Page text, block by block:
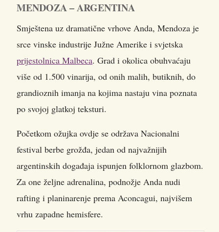
MENDOZA – ARGENTINA
Smještena uz dramatične vrhove Anda, Mendoza je
srce vinske industrije Južne Amerike i svjetska
prijestolnica Malbeca. Grad i okolica obuhvaćaju
više od 1.500 vinarija, od onih malih, butiknih, do
grandioznih imanja na kojima nastaju vina poznata
po svojoj glatkoj teksturi.
Početkom ožujka ovdje se održava Nacionalni
festival berbe grožđa, jedan od najvažnijih
argentinskih događaja ispunjen folklornom glazbom.
Za one željne adrenalina, podnožje Anda nudi
rafting i planinarenje prema Aconcagui, najvišem
vrhu zapadne hemisfere.